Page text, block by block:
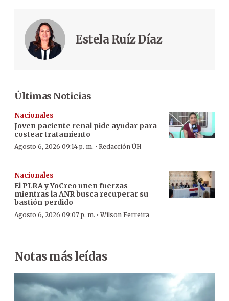
Estela Ruíz Díaz
Últimas Noticias
Nacionales
Joven paciente renal pide ayudar para
costear tratamiento
Agosto 6, 2026 09:14 p. m. · Redacción ÚH
Nacionales
El PLRA y YoCreo unen fuerzas
mientras la ANR busca recuperar su
bastión perdido
Agosto 6, 2026 09:07 p. m. ·Wilson Ferreira
Notas más leídas